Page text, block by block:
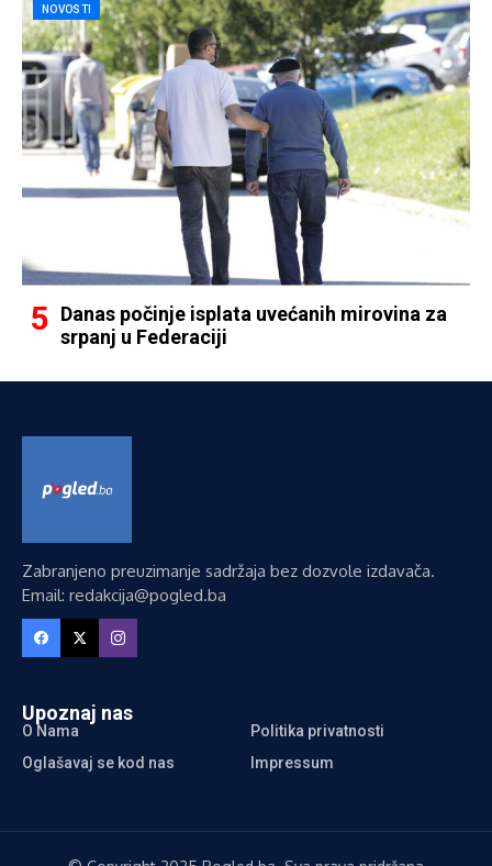
NOVOSTI
Danas počinje isplata uvećanih mirovina za
srpanj u Federaciji
Zabranjeno preuzimanje sadržaja bez dozvole izdavača.
Email: redakcija@pogled.ba
Upoznaj nas
O Nama
Politika privatnosti
Oglašavaj se kod nas
Impressum